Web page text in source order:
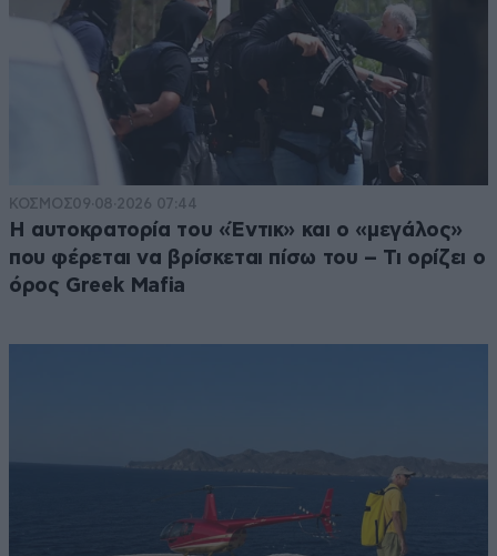
ΚΟΣΜΟΣ09·08·2026 07:44
Η αυτοκρατορία του «Έντικ» και ο «μεγάλος»
που φέρεται να βρίσκεται πίσω του – Τι ορίζει ο
όρος Greek Mafia